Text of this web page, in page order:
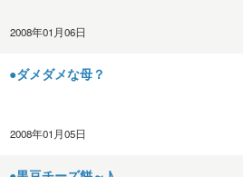
2008年01月06日
●ダメダメな母？
2008年01月05日